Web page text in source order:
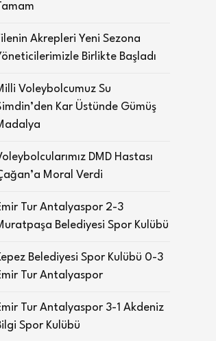
Akrepleri Yeni Sezona
Birlikte Başladı
Voleybolcumuz Su
Kar Üstünde Gümüş
DMD Hastası
Moral Verdi
Tur Antalyaspor 2-3
Belediyesi Spor Kulübü
Belediyesi Spor Kulübü 0-3
Tur Antalyaspor
Tur Antalyaspor 3-1 Akdeniz
Spor Kulübü